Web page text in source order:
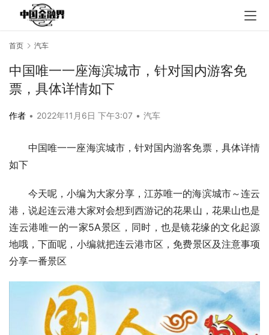
首页 汽车
中国唯一一座海滨城市，针对国内游客免
票，具体详情如下
作者 • 2022年11月6日 下午3:07 • 汽车
中国唯一一座海滨城市，针对国内游客免票，具体详情
如下
今天呢，小编为大家分享，江苏唯一的海滨城市～连云
港，说起连云港大家对会想到西游记的花果山，花果山也是
连云港唯一的一家5A景区，同时，也是镜花缘的文化起源
地哦，下面呢，小编就把连云港市区，免费景区及注意事项
分享一番景区